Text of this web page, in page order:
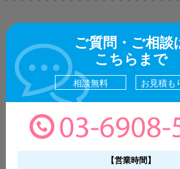
ご質問・ご相談
こちらまで
相談無料 お見積も
【営業時間】